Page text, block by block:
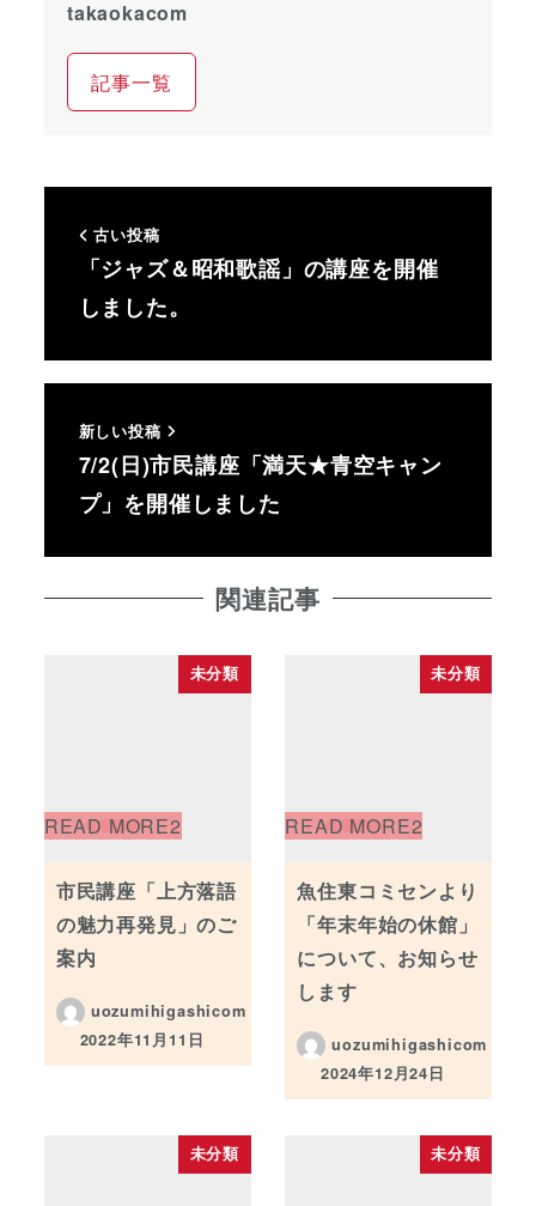
takaokacom
記事一覧
古い投稿
「ジャズ＆昭和歌謡」の講座を開催
しました。
新しい投稿
7/2(日)市民講座「満天★青空キャン
プ」を開催しました
関連記事
未分類
市民講座「上方落語
の魅力再発見」のご
案内
uozumihigashicom
投稿日
2022年11月11日
未分類
魚住東コミセンより
「年末年始の休館」
について、お知らせ
します
uozumihigashicom
投稿日
2024年12月24日
未分類 未分類